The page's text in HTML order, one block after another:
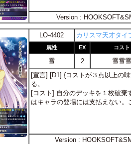
Version :
LO-4402 カリスマ天才タイ
属性 EX コスト
雪 2 雪雪雪
[宣言] [D1]:{コストが３点以上の
る。
[コスト] 自分のデッキを１枚破棄
はキャラの登場には支払えない。
Version :